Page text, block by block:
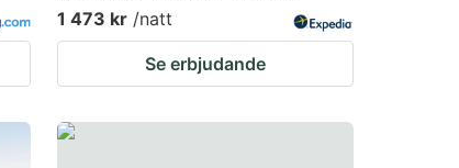
1 473 kr /natt
Se erbjudande